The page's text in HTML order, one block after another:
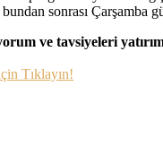
bundan sonrası
ve tavsiyeleri
Tıklayın!